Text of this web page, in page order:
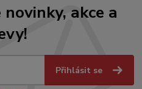
akce a
Přihlásit se